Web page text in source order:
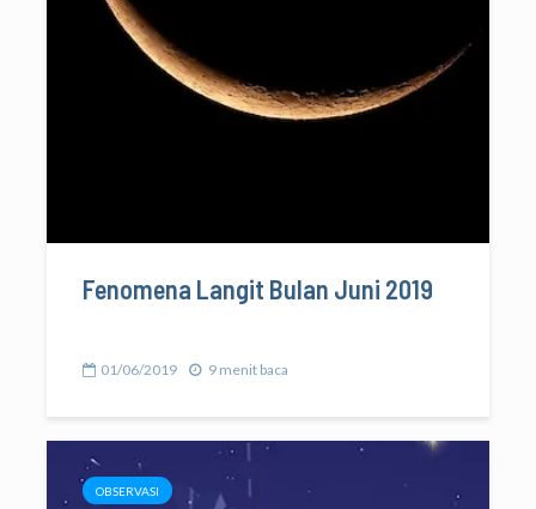
Fenomena Langit Bulan Juni 2019
01/06/2019 9 menit baca
OBSERVASI